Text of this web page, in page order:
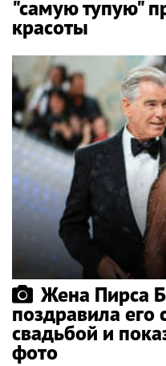
"самую тупую"
красоты
Жена Пирса
поздравила его
свадьбой и
фото